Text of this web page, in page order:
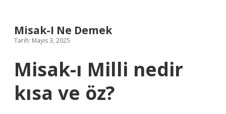
Misak-I Ne Demek
Tarih: Mayıs 3, 2025
Misak-ı Milli nedir
kısa ve öz?